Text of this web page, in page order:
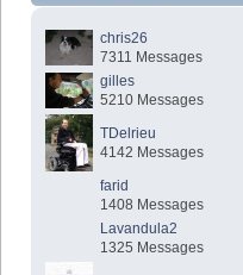
chris26
7311 Messages
gilles
5210 Messages
TDelrieu
4142 Messages
farid
1408 Messages
Lavandula2
1325 Messages